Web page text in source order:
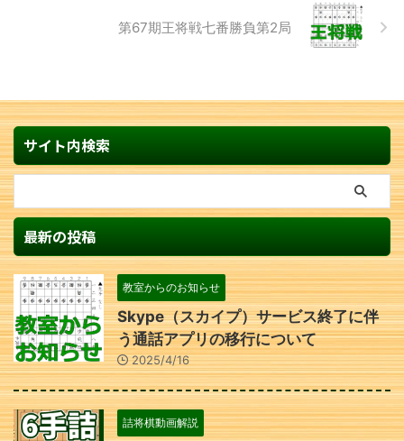
第67期王将戦七番勝負第2局
サイト内検索
最新の投稿
教室からのお知らせ
Skype（スカイプ）サービス終了に伴
う通話アプリの移行について
2025/4/16
詰将棋動画解説